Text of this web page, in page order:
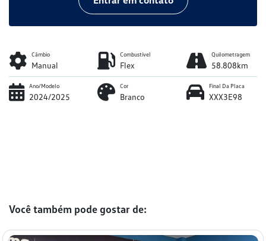
Câmbio
Manual
Combustível
Flex
Quilometragem
58.808km
Ano/Modelo
2024/2025
Cor
Branco
Final Da Placa
XXX3E98
Você também pode gostar de: